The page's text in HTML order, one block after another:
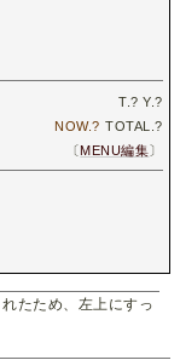
T.? Y.?
NOW.? TOTAL.?
〔MENU編集〕
たため、左上にすっ